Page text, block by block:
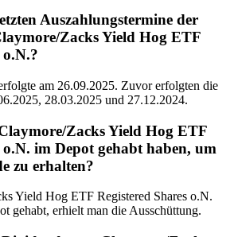
Auszahlungstermine der
Zacks Yield Hog ETF
o.N.?
am 26.09.2025. Zuvor erfolgten die
28.03.2025 und 27.12.2024.
Zacks Yield Hog ETF
o.N. im Depot gehabt haben, um
zu erhalten?
Yield Hog ETF Registered Shares o.N.
gehabt, erhielt man die Ausschüttung.